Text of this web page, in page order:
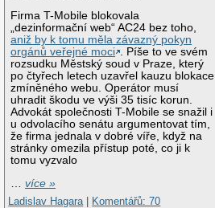
Firma T-Mobile blokovala
„dezinformační web“ AC24 bez toho,
aniž by k tomu měla závazný pokyn
orgánů veřejné moci . Píše to ve svém
rozsudku Městský soud v Praze, který
po čtyřech letech uzavřel kauzu blokace
zmíněného webu. Operátor musí
uhradit škodu ve výši 35 tisíc korun.
Advokát společnosti T-Mobile se snažil i
u odvolacího senátu argumentovat tím,
že firma jednala v dobré víře, když na
stránky omezila přístup poté, co ji k
tomu vyzvalo
…více »
Ladislav Hagara | Komentářů: 70